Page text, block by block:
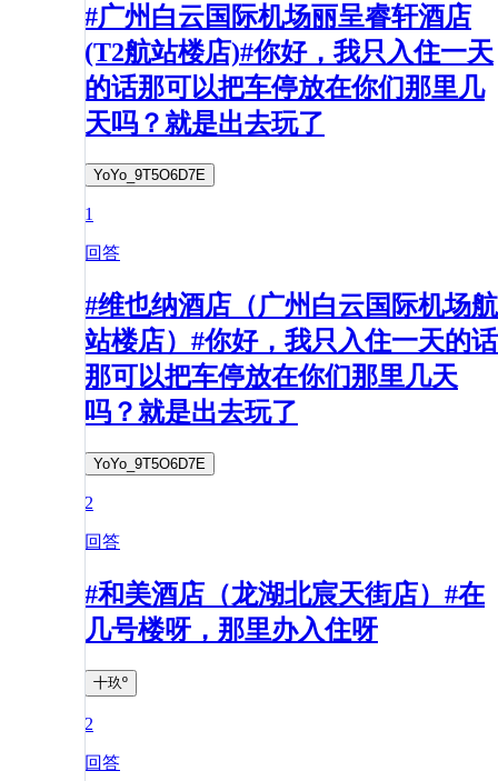
#广州白云国际机场丽呈睿轩酒店
(T2航站楼店)#你好，我只入住一天
的话那可以把车停放在你们那里几
天吗？就是出去玩了
YoYo_9T5O6D7E
1
回答
#维也纳酒店（广州白云国际机场航
站楼店）#你好，我只入住一天的话
那可以把车停放在你们那里几天
吗？就是出去玩了
YoYo_9T5O6D7E
2
回答
#和美酒店（龙湖北宸天街店）#在
几号楼呀，那里办入住呀
十玖º
2
回答